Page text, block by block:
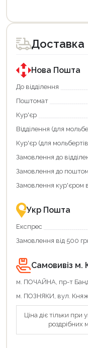
товар
для
покупки
державною
програмою
єКнига.
Використовуйте
карту
щоб
зекономити
та
отримати
переваги!
картою
єКнига
–
зручно
та
Доставка
Нова Пошта
До відділення
Поштомат
Кур'єр
Відділення (для
Кур'єр (для
Замовлення до
Замовлення до
Замовлення кур'єром
Укр Пошта
Експрес
Замовлення від 500
Самовивіз м.
м. ПОЧАЙНА, пр-т
м. ПОЗНЯКИ, вул.
Ціна діє тільки при
роздрібних